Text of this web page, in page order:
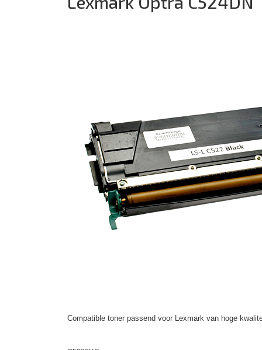
Compatible toner passend voor Lexmark van hoge